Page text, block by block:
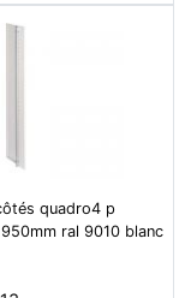
quadro4 p
ral 9010 blanc